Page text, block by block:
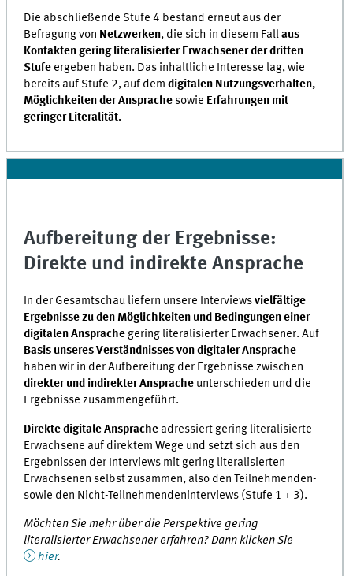
Die abschließende Stufe 4 bestand erneut aus der
Befragung von Netzwerken, die sich in diesem Fallaus
Kontakten gering literalisierter Erwachsener der dritten
Stufe ergeben haben. Das inhaltliche Interesse lag, wie
bereits auf Stufe 2, auf demdigitalen Nutzungsverhalten,
Möglichkeiten der Ansprache sowie Erfahrungen mit
geringer Literalität.
Aufbereitung der Ergebnisse:
Direkte und indirekte Ansprache
In der Gesamtschau liefern unsere Interviewsvielfältige
Ergebnisse zu den Möglichkeiten und Bedingungen einer
digitalen Ansprachegering literalisierter Erwachsener. Auf
Basis unseres Verständnisses von digitaler Ansprache
haben wir in der Aufbereitung der Ergebnisse zwischen
direkter und indirekter Ansprache unterschieden und die
Ergebnisse zusammengeführt.
Direkte digitale Ansprache adressiert gering literalisierte
Erwachsene auf direktem Wege und setzt sich aus den
Ergebnissen der Interviews mit gering literalisierten
Erwachsenen selbst zusammen, also den Teilnehmenden-
sowie den Nicht-Teilnehmendeninterviews (Stufe 1 + 3).
Möchten Sie mehr über die Perspektive gering
literalisierter Erwachsener erfahren? Dann klicken Sie
hier.